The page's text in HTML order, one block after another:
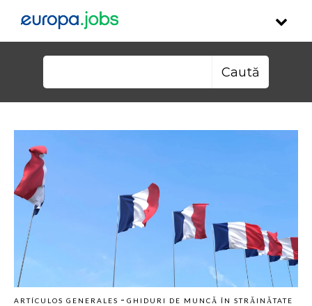
ARTÍCULOS GENERALES - GHIDURI DE MUNCĂ ÎN STRĂINĂTATE